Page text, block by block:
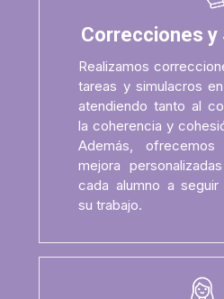
Correcciones y
Realizamos
tareas y simulacros
atendiendo tanto al
la coherencia y
Además,
mejora
cada alumno a
su trabajo.